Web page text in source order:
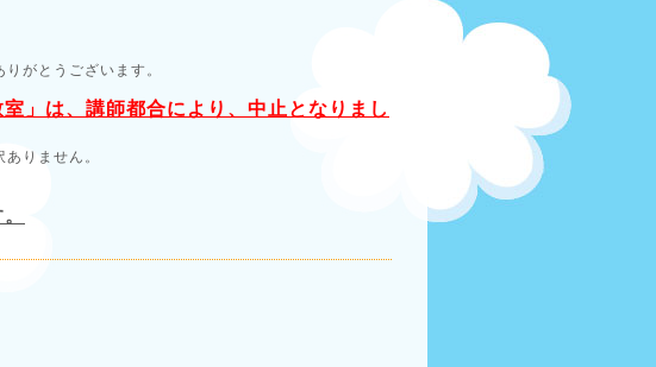
がとうございます。
」は、講師都合により、中止となりまし
りません。